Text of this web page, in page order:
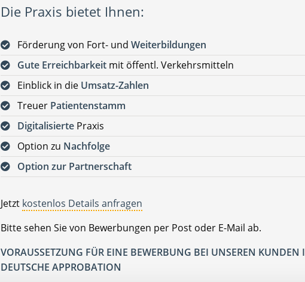
Die Praxis bietet Ihnen:
Förderung von Fort- und Weiterbildungen
Gute Erreichbarkeit mit öffentl. Verkehrsmitteln
Einblick in die Umsatz-Zahlen
Treuer Patientenstamm
Digitalisierte Praxis
Option zu Nachfolge
Option zur Partnerschaft
Jetzt kostenlos Details anfragen
Bitte sehen Sie von Bewerbungen per Post oder E-Mail ab.
VORAUSSETZUNG FÜR EINE BEWERBUNG BEI UNSEREN KUNDEN
DEUTSCHE APPROBATION